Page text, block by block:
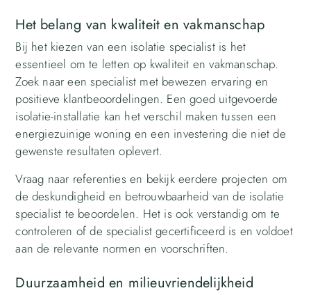
Het belang van kwaliteit en vakmanschap
Bij het kiezen van een isolatie specialist is het
essentieel om te letten op kwaliteit en vakmanschap.
Zoek naar een specialist met bewezen ervaring en
positieve klantbeoordelingen. Een goed uitgevoerde
isolatie-installatie kan het verschil maken tussen een
energiezuinige woning en een investering die niet de
gewenste resultaten oplevert.
Vraag naar referenties en bekijk eerdere projecten om
de deskundigheid en betrouwbaarheid van de isolatie
specialist te beoordelen. Het is ook verstandig om te
controleren of de specialist gecertificeerd is en voldoet
aan de relevante normen en voorschriften.
Duurzaamheid en milieuvriendelijkheid